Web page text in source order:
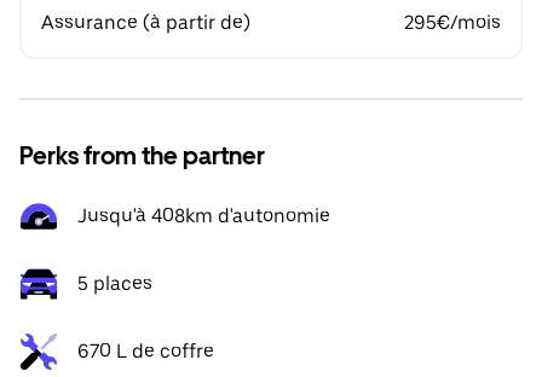
Assurance (à partir de) 295€/mois
Perks from the partner
Jusqu'à 408km d'autonomie
5 places
670 L de coffre